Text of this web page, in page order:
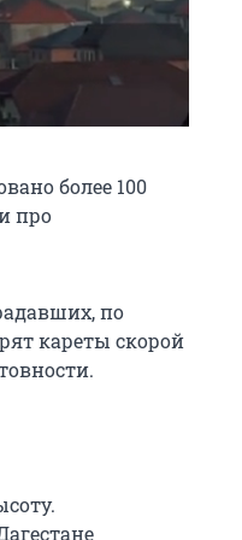
более 100
про
по
кареты скорой